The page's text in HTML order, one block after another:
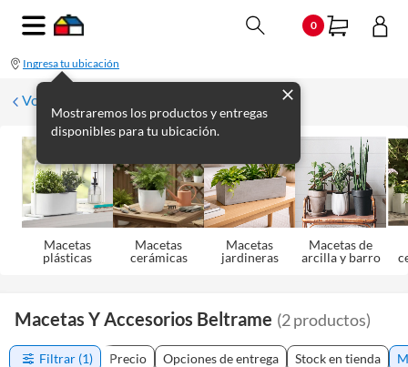
0
Ingresa tu ubicación
Mostraremos los productos y entregas
disponibles para tu ubicación.
Volver a Decoración de jardín
Macetas
plásticas
Macetas
cerámicas
Macetas
jardineras
Macetas de
arcilla y barro
Macetas Y Accesorios Beltrame (2productos)
Filtrar (1) Precio Opciones de entrega Stock en tienda